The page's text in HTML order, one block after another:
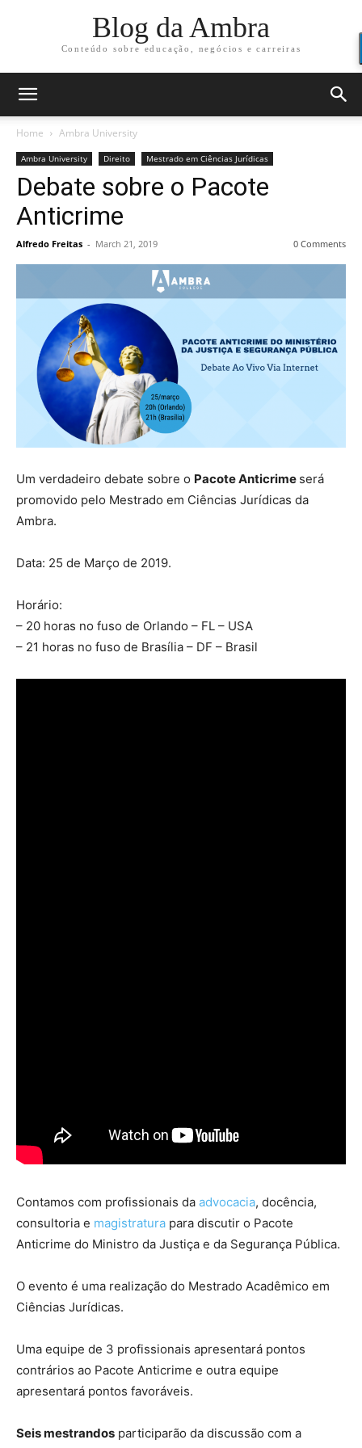
Blog da Ambra
Conteúdo sobre educação, negócios e carreiras
Home Ambra University
Ambra University Direito Mestrado em Ciências Jurídicas
Debate sobre o Pacote
Anticrime
Alfredo Freitas - March 21, 2019 0 Comments
Um verdadeiro debate sobre o Pacote Anticrime será
promovido pelo Mestrado em Ciências Jurídicas da
Ambra.
Data: 25 de Março de 2019.
Horário:
– 20 horas no fuso de Orlando – FL – USA
– 21 horas no fuso de Brasília – DF – Brasil
Contamos com profissionais da advocacia, docência,
consultoria e magistratura para discutir o Pacote
Anticrime do Ministro da Justiça e da Segurança Pública.
O evento é uma realização do Mestrado Acadêmico em
Ciências Jurídicas.
Uma equipe de 3 profissionais apresentará pontos
contrários ao Pacote Anticrime e outra equipe
apresentará pontos favoráveis.
Seis mestrandos participarão da discussão com a